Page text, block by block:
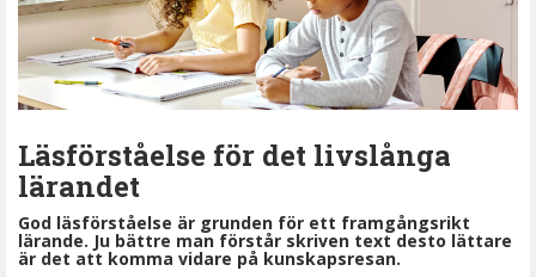
Läsförståelse för det livslånga
lärandet
God läsförståelse är grunden för ett framgångsrikt
lärande. Ju bättre man förstår skriven text desto lättare
är det att komma vidare på kunskapsresan.